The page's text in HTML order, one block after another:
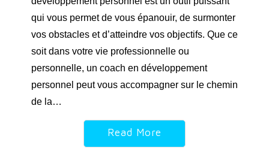
qui vous permet de vous épanouir, de surmonter
vos obstacles et d’atteindre vos objectifs. Que ce
soit dans votre vie professionnelle ou
personnelle, un coach en développement
personnel peut vous accompagner sur le chemin
de la…
Read More